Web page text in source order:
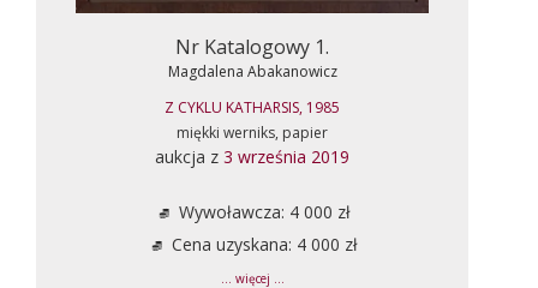
Nr Katalogowy 1.
Magdalena Abakanowicz
Z CYKLU KATHARSIS, 1985
miękki werniks, papier
aukcja z 3 września 2019
Wywoławcza: 4 000 zł
Cena uzyskana: 4 000 zł
... więcej ...